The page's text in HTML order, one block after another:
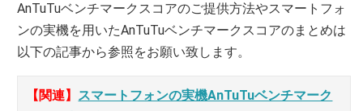
AnTuTuベンチマークスコアのご提供方法やスマートフォ
ンの実機を用いたAnTuTuベンチマークスコアのまとめは
以下の記事から参照をお願い致します。
【関連】 スマートフォンの実機AnTuTuベンチマーク